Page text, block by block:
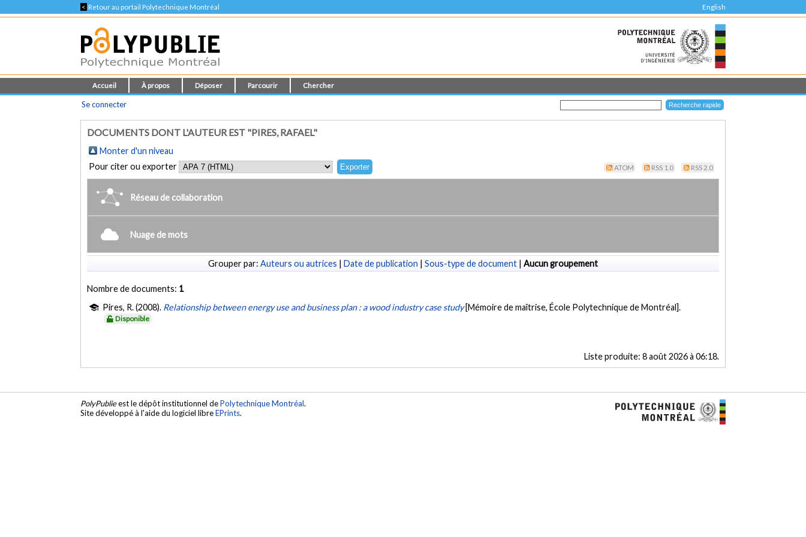
< Retour au portail Polytechnique Montréal English
Accueil À propos Déposer Parcourir Chercher
Se connecter
DOCUMENTS DONT L'AUTEUR EST "PIRES, RAFAEL"
Monter d'un niveau
Pour citer ou exporter
ATOM RSS 1.0 RSS 2.0
Réseau de collaboration
Nuage de mots
Grouper par: Auteurs ou autrices | Date de publication | Sous-type de document | Aucun groupement
Nombre de documents: 1
Pires, R. (2008). Relationship between energy use and business plan : a wood industry case study [Mémoire de maîtrise, École Polytechnique de Montréal].
Disponible
Liste produite: 8 août 2026 à 06:18.
PolyPublieest le dépôt institutionnel dePolytechnique Montréal.
Site développé à l'aide du logiciel libreEPrints.